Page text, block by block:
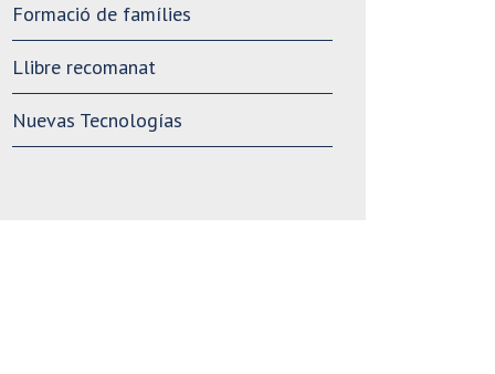
Formació de famílies
Llibre recomanat
Nuevas Tecnologías